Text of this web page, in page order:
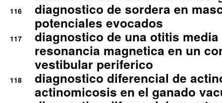
116
diagnostico de sordera en
potenciales evocados
117
diagnostico de una otitis
resonancia magnetica en un
vestibular periferico
118
diagnostico diferencial de
actinomicosis en el ganado